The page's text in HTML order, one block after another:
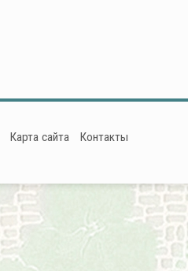
Карта сайта Контакты